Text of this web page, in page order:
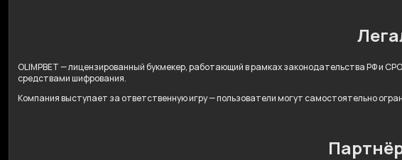
OLIMPBET — лицензированный букмекер, работающий в рамках законодательства РФ и
средствами шифрования.
Компания выступает за ответственную игру — пользователи могут самостоятельно